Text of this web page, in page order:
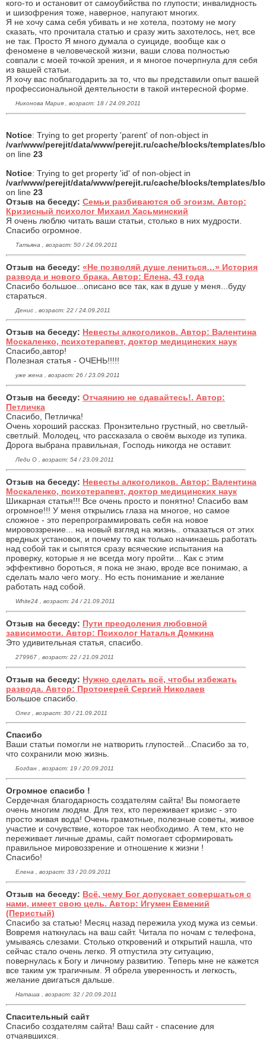
кого-то и остановит от самоубийства по глупости; инвалидность
и шизофрения тоже, наверное, напугают многих.
Я не хочу сама себя убивать и не хотела, поэтому не могу
сказать, что прочитала статью и сразу жить захотелось, нет, все
не так. Просто Я много думала о суициде, вообще как о
феномене в человеческой жизни, ваши слова полностью
совпали с моей точкой зрения, и я многое почерпнула для себя
из вашей статьи.
Я хочу вас поблагодарить за то, что вы представили опыт вашей
профессиональной деятельности в такой интересной форме.
Никонова Мария , возраст: 18 / 24.09.2011
Notice: Trying to get property 'parent' of non-object in
/var/www/perejit/data/www/perejit.ru/cache/blocks/templates/
on line 23
Notice: Trying to get property 'id' of non-object in
/var/www/perejit/data/www/perejit.ru/cache/blocks/templates/
on line 23
Отзыв на беседу: Семьи разбиваются об эгоизм. Автор:
Кризисный психолог Михаил Хасьминский
Я очень люблю читать ваши статьи, столько в них мудрости.
Спасибо огромное.
Татьяна , возраст: 50 / 24.09.2011
Отзыв на беседу: «Не позволяй душе лениться…» История
развода и нового брака. Автор: Елена, 43 года
Спасибо большое...описано все так, как в душе у меня...буду
стараться.
Денис , возраст: 22 / 24.09.2011
Отзыв на беседу: Невесты алкоголиков. Автор: Валентина
Москаленко, психотерапевт, доктор медицинских наук
Спасибо,автор!
Полезная статья - ОЧЕНЬ!!!!!
уже жена , возраст: 26 / 23.09.2011
Отзыв на беседу: Отчаянию не сдавайтесь!. Автор:
Петличка
Спасибо, Петличка!
Очень хороший рассказ. Пронзительно грустный, но светлый-
светлый. Молодец, что рассказала о своём выходе из тупика.
Дорога выбрана правильная, Господь никогда не оставит.
Леди О , возраст: 54 / 23.09.2011
Отзыв на беседу: Невесты алкоголиков. Автор: Валентина
Москаленко, психотерапевт, доктор медицинских наук
Шикарная статья!!! Все очень просто и понятно! Спасибо вам
огромное!!! У меня открылись глаза на многое, но самое
сложное - это перепрограммировать себя на новое
мировоззрение... на новый взгляд на жизнь.. отказаться от этих
вредных установок, и почему то как только начинаешь работать
над собой так и сыпятся сразу всяческие испытания на
проверку, которые я не всегда могу пройти... Как с этим
эффективно бороться, я пока не знаю, вроде все понимаю, а
сделать мало чего могу.. Но есть понимание и желание
работать над собой.
White24 , возраст: 24 / 21.09.2011
Отзыв на беседу: Пути преодоления любовной
зависимости. Автор: Психолог Наталья Домкина
Это удивительная статья, спасибо.
279967 , возраст: 22 / 21.09.2011
Отзыв на беседу: Нужно сделать всё, чтобы избежать
развода. Автор: Протоиерей Сергий Николаев
Большое спасибо.
Олег , возраст: 30 / 21.09.2011
Спасибо
Ваши статьи помогли не натворить глупостей...Спасибо за то,
что сохранили мою жизнь.
Богдан , возраст: 19 / 20.09.2011
Огромное спасибо !
Сердечная благодарность создателям сайта! Вы помогаете
очень многим людям. Для тех, кто переживает кризис - это
просто живая вода! Очень грамотные, полезные советы, живое
участие и сочувствие, которое так необходимо. А тем, кто не
переживает личные драмы, сайт помогает сформировать
правильное мировоззрение и отношение к жизни !
Спасибо!
Елена , возраст: 33 / 20.09.2011
Отзыв на беседу: Всё, чему Бог допускает совершаться с
нами, имеет свою цель. Автор: Игумен Евмений
(Перистый)
Спасибо за статью! Месяц назад пережила уход мужа из семьи.
Вовремя наткнулась на ваш сайт. Читала по ночам с телефона,
умываясь слезами. Столько откровений и открытий нашла, что
сейчас стало очень легко. Я отпустила эту ситуацию,
повернулась к Богу и личному развитию. Теперь мне не кажется
все таким уж трагичным. Я обрела уверенность и легкость,
желание двигаться дальше.
Наташа , возраст: 32 / 20.09.2011
Спасительный сайт
Спасибо создателям сайта! Ваш сайт - спасение для
отчаявшихся.